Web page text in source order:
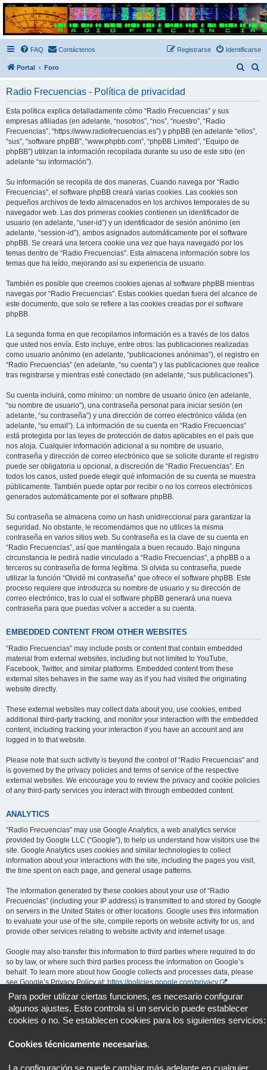
Radio Frecuencias
Foro de Radio Frecuencias
FAQ Contáctenos Identificarse
Registrarse
Portal Foro
Radio Frecuencias - Política de privacidad
Esta política explica detalladamente cómo “Radio Frecuencias” y sus
empresas afiliadas (en adelante, “nosotros”, “nos”, “nuestro”, “Radio
Frecuencias”, “https://www.radiofrecuencias.es”) y phpBB (en adelante “ellos”,
“sus”, “software phpBB”, “www.phpbb.com”, “phpBB Limited”, “Equipo de
phpBB”) utilizan la información recopilada durante su uso de este sitio (en
adelante “su información”).
Su información se recopila de dos maneras. Cuando navega por “Radio
Frecuencias”, el software phpBB creará varias cookies. Las cookies son
pequeños archivos de texto almacenados en los archivos temporales de su
navegador web. Las dos primeras cookies contienen un identificador de
usuario (en adelante, “user-id”) y un identificador de sesión anónimo (en
adelante, “session-id”), ambos asignados automáticamente por el software
phpBB. Se creará una tercera cookie una vez que haya navegado por los
temas dentro de “Radio Frecuencias”. Esta almacena información sobre los
temas que ha leído, mejorando así su experiencia de usuario.
También es posible que creemos cookies ajenas al software phpBB mientras
navegas por “Radio Frecuencias”. Estas cookies quedan fuera del alcance de
este documento, que solo se refiere a las cookies creadas por el software
phpBB.
La segunda forma en que recopilamos información es a través de los datos
que usted nos envía. Esto incluye, entre otros: las publicaciones realizadas
como usuario anónimo (en adelante, “publicaciones anónimas”), el registro en
“Radio Frecuencias” (en adelante, “su cuenta”) y las publicaciones que realice
tras registrarse y mientras esté conectado (en adelante, “sus publicaciones”).
Su cuenta incluirá, como mínimo: un nombre de usuario único (en adelante,
“su nombre de usuario”), una contraseña personal para iniciar sesión (en
adelante, “su contraseña”) y una dirección de correo electrónico válida (en
adelante, “su email”). La información de su cuenta en “Radio Frecuencias”
está protegida por las leyes de protección de datos aplicables en el país que
nos aloja. Cualquier información adicional a su nombre de usuario,
contraseña y dirección de correo electrónico que se solicite durante el registro
puede ser obligatoria u opcional, a discreción de “Radio Frecuencias”. En
todos los casos, usted puede elegir qué información de su cuenta se muestra
públicamente. También puede optar por recibir o no los correos electrónicos
generados automáticamente por el software phpBB.
Su contraseña se almacena como un hash unidireccional para garantizar la
seguridad. No obstante, le recomendamos que no utilices la misma
contraseña en varios sitios web. Su contraseña es la clave de su cuenta en
“Radio Frecuencias”, así que manténgala a buen recaudo. Bajo ninguna
circunstancia le pedirá nadie vinculado a “Radio Frecuencias”, a phpBB o a
terceros su contraseña de forma legítima. Si olvida su contraseña, puede
utilizar la función “Olvidé mi contraseña” que ofrece el software phpBB. Este
proceso requiere que introduzca su nombre de usuario y su dirección de
correo electrónico, tras lo cual el software phpBB generará una nueva
contraseña para que puedas volver a acceder a su cuenta.
EMBEDDED CONTENT FROM OTHER WEBSITES
“Radio Frecuencias” may include posts or content that contain embedded
material from external websites, including but not limited to YouTube,
Facebook, Twitter, and similar platforms. Embedded content from these
external sites behaves in the same way as if you had visited the originating
website directly.
These external websites may collect data about you, use cookies, embed
additional third-party tracking, and monitor your interaction with the embedded
content, including tracking your interaction if you have an account and are
logged in to that website.
Please note that such activity is beyond the control of “Radio Frecuencias” and
is governed by the privacy policies and terms of service of the respective
external websites. We encourage you to review the privacy and cookie policies
of any third-party services you interact with through embedded content.
ANALYTICS
“Radio Frecuencias” may use Google Analytics, a web analytics service
provided by Google LLC (“Google”), to help us understand how visitors use the
site. Google Analytics uses cookies and similar technologies to collect
information about your interactions with the site, including the pages you visit,
the time spent on each page, and general usage patterns.
The information generated by these cookies about your use of “Radio
Frecuencias” (including your IP address) is transmitted to and stored by Google
on servers in the United States or other locations. Google uses this information
to evaluate your use of the site, compile reports on website activity for us, and
provide other services relating to website activity and internet usage.
Google may also transfer this information to third parties where required to do
so by law, or where such third parties process the information on Google’s
behalf. To learn more about how Google collects and processes data, please
see Google’s Privacy Policy at:https://policies.google.com/privacy .
You can opt out of Google Analytics by installing the Google Analytics opt-out
browser add-on, available at:https://tools.google.com/dlpage/gaoptout .
Portal Foro
Para poder utilizar ciertas funciones, es necesario configurar
algunos ajustes. Esto controla si un servicio puede establecer
cookies o no. Se establecen cookies para los siguientes servicios:
Cookies técnicamente necesarias.